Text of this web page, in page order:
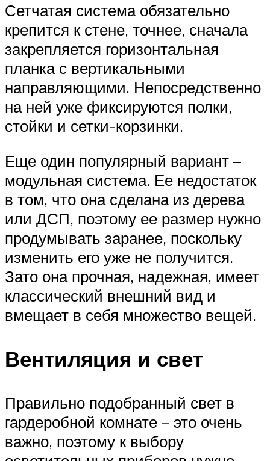
Сетчатая система обязательно
крепится к стене, точнее, сначала
закрепляется горизонтальная
планка с вертикальными
направляющими. Непосредственно
на ней уже фиксируются полки,
стойки и сетки-корзинки.
Еще один популярный вариант –
модульная система. Ее недостаток
в том, что она сделана из дерева
или ДСП, поэтому ее размер нужно
продумывать заранее, поскольку
изменить его уже не получится.
Зато она прочная, надежная, имеет
классический внешний вид и
вмещает в себя множество вещей.
Вентиляция и свет
Правильно подобранный свет в
гардеробной комнате – это очень
важно, поэтому к выбору